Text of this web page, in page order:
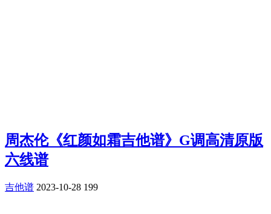
周杰伦《红颜如霜吉他谱》G调高清原版
六线谱
吉他谱 2023-10-28 199